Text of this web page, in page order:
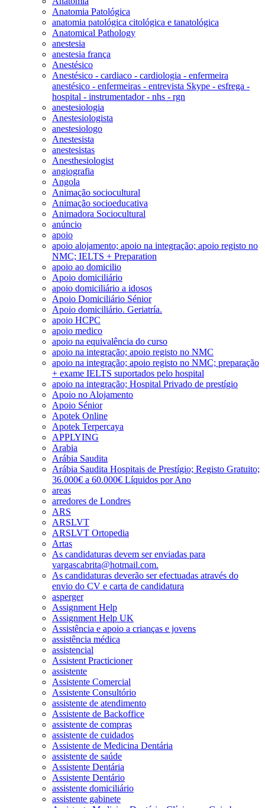
Anatomia Patológica
anatomia patológica citológica e tanatológica
Anatomical Pathology
anestesia
anestesia frança
Anestésico
Anestésico - cardiaco - cardiologia - enfermeira
anestésico - enfermeiras - entrevista Skype - esfrega -
hospital - instrumentador - nhs - rgn
anestesiologia
Anestesiologista
anestesiologo
Anestesista
anestesistas
Anesthesiologist
angiografia
Angola
Animação sociocultural
Animação socioeducativa
Animadora Sociocultural
anúncio
apoio
apoio alojamento; apoio na integração; apoio registo no
NMC; IELTS + Preparation
apoio ao domicilio
Apoio domiciliário
apoio domiciliário a idosos
Apoio Domiciliário Sénior
Apoio domiciliário. Geriatría.
apoio HCPC
apoio medico
apoio na equivalência do curso
apoio na integração; apoio registo no NMC
apoio na integração; apoio registo no NMC; preparação
+ exame IELTS suportados pelo hospital
apoio na integração; Hospital Privado de prestígio
Apoio no Alojamento
Apoio Sénior
Apotek Online
Apotek Terpercaya
APPLYING
Arabia
Arábia Saudita
Arábia Saudita Hospitais de Prestígio; Registo Gratuito;
36.000€ a 60.000€ Líquidos por Ano
areas
arredores de Londres
ARS
ARSLVT
ARSLVT Ortopedia
Artas
As candidaturas devem ser enviadas para
vargascabrita@hotmail.com.
As candidaturas deverão ser efectuadas através do
envio do CV e carta de candidatura
asperger
Assignment Help
Assignment Help UK
Assistência e apoio a crianças e jovens
assistência médica
assistencial
Assistent Practicioner
assistente
Assistente Comercial
Assistente Consultório
assistente de atendimento
Assistente de Backoffice
assistente de compras
assistente de cuidados
Assistente de Medicina Dentária
assistente de saúde
Assistente Dentária
Assistente Dentário
assistente domiciliário
assistente gabinete